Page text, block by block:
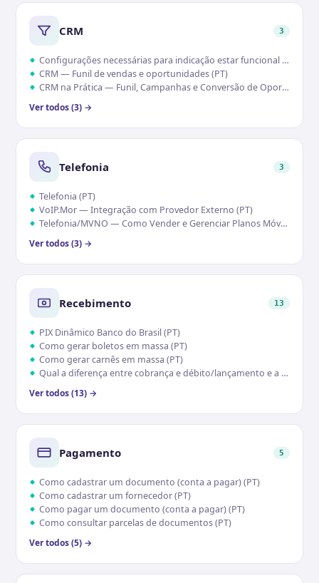
CRM 3
Configurações necessárias para indicação estar funcional (PT)
CRM — Funil de vendas e oportunidades (PT)
CRM na Prática — Funil, Campanhas e Conversão de Oportunidades (PT)
Ver todos (3) →
Telefonia 3
Telefonia (PT)
VoIP.Mor — Integração com Provedor Externo (PT)
Telefonia/MVNO — Como Vender e Gerenciar Planos Móveis (Chip) (PT)
Ver todos (3) →
Recebimento 13
PIX Dinâmico Banco do Brasil (PT)
Como gerar boletos em massa (PT)
Como gerar carnês em massa (PT)
Qual a diferença entre cobrança e débito/lançamento e a relação com NFs (PT)
Ver todos (13) →
Pagamento 5
Como cadastrar um documento (conta a pagar) (PT)
Como cadastrar um fornecedor (PT)
Como pagar um documento (conta a pagar) (PT)
Como consultar parcelas de documentos (PT)
Ver todos (5) →